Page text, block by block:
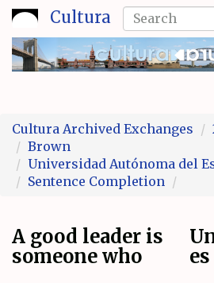
Skip
to
main
content
Cultura
Search
form
Search
Cultura Archived Exchanges
Brown
Universidad Autónoma del
Sentence Completion
A good leader is
someone who